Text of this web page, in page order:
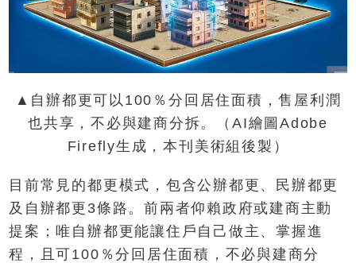
▲自辦都更可以100％分回居住面積，售屋利潤
也共享，不必與建商分拆。（AI繪圖Adobe
Firefly生成，本刊美術組後製）
目前常見的都更模式，包含公辦都更、民辦都更
及自辦都更3條路。前兩者仰賴政府或建商主動
提案；唯自辦都更能讓住戶自己做主、掌握進
程，且可100％分回居住面積，不必與建商分